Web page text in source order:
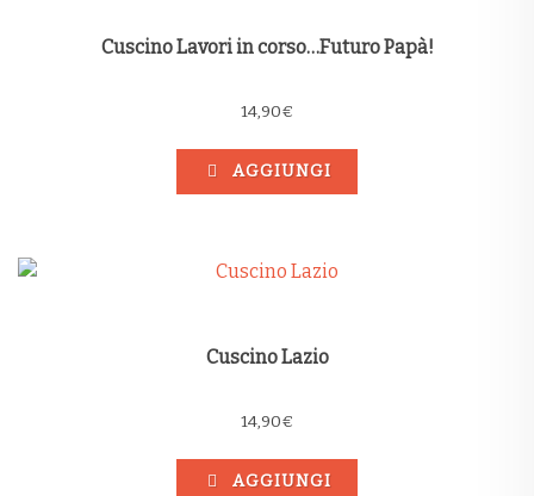
Cuscino Lavori in corso…Futuro Papà!
14,90€
AGGIUNGI
Cuscino Lazio
14,90€
AGGIUNGI